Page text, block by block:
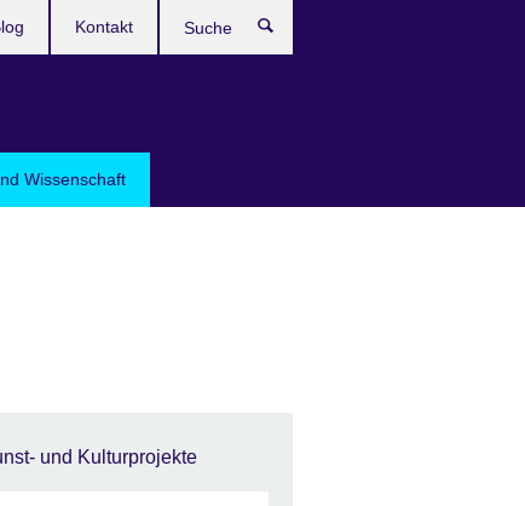
Wissenschaft
Kontakt
und Kulturprojekte